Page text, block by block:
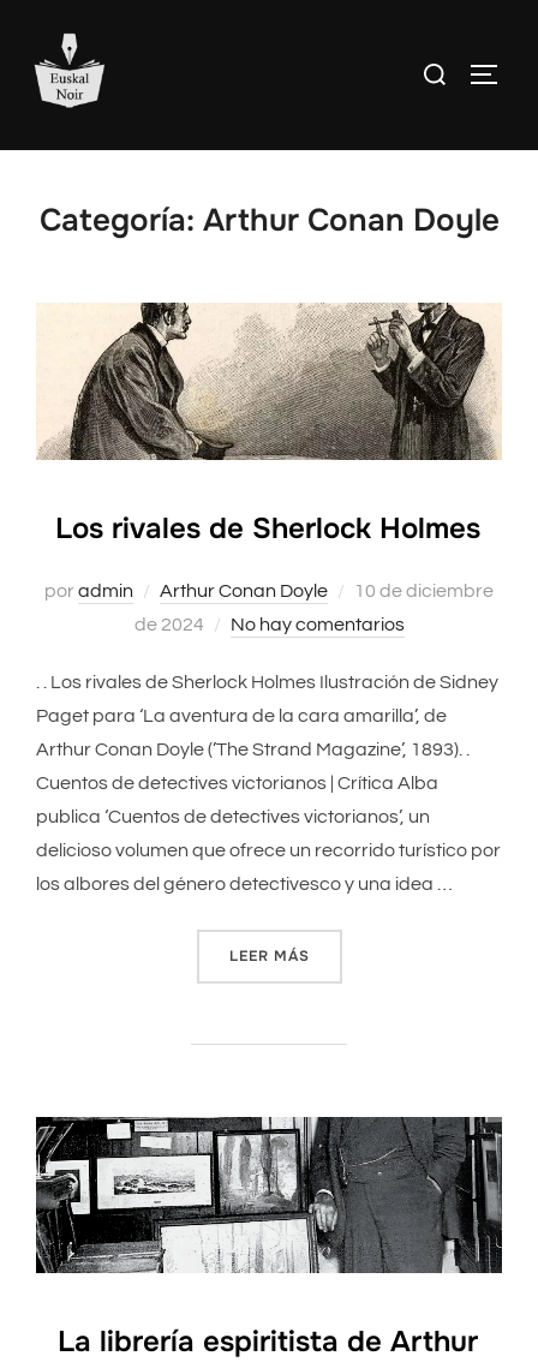
contenido
Buscar:
Categoría: Arthur Conan Doyle
Los rivales de Sherlock Holmes
poradmin Arthur Conan Doyle
Publicado
el
10 de diciembre
de 2024
No hay comentarios
. . Los rivales de Sherlock Holmes Ilustración de Sidney
Paget para ‘La aventura de la cara amarilla’, de
Arthur Conan Doyle (’The Strand Magazine’, 1893). .
Cuentos de detectives victorianos | Crítica Alba
publica ‘Cuentos de detectives victorianos’, un
delicioso volumen que ofrece un recorrido turístico por
los albores del género detectivesco y una idea …
LEER MÁS
La librería espiritista de Arthur